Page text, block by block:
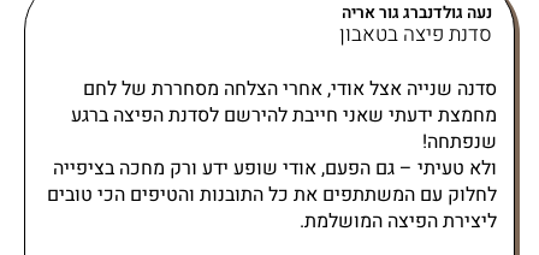
נעה גולדנברג גור אריה
סדנת פיצה בטאבון
סדנה שנייה אצל אודי, אחרי הצלחה מסחררת של לחם
מחמצת ידעתי שאני חייבת להירשם לסדנת הפיצה ברגע
שנפתחה!
ולא טעיתי – גם הפעם, אודי שופע ידע ורק מחכה בציפייה
לחלוק עם המשתתפים את כל התובנות והטיפים הכי טובים
ליצירת הפיצה המושלמת.